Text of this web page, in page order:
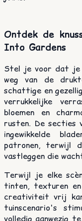
Ontdek de
Into Gardens
Stel je voor dat je
weg van de
schattige en
verrukkelijke
bloemen en
rusten. De secties
ingewikkelde
patronen, terwijl
vastleggen die
Terwijl je elke
tinten, texturen
creativiteit vrij
tuinscenario's
volledig aanwezig